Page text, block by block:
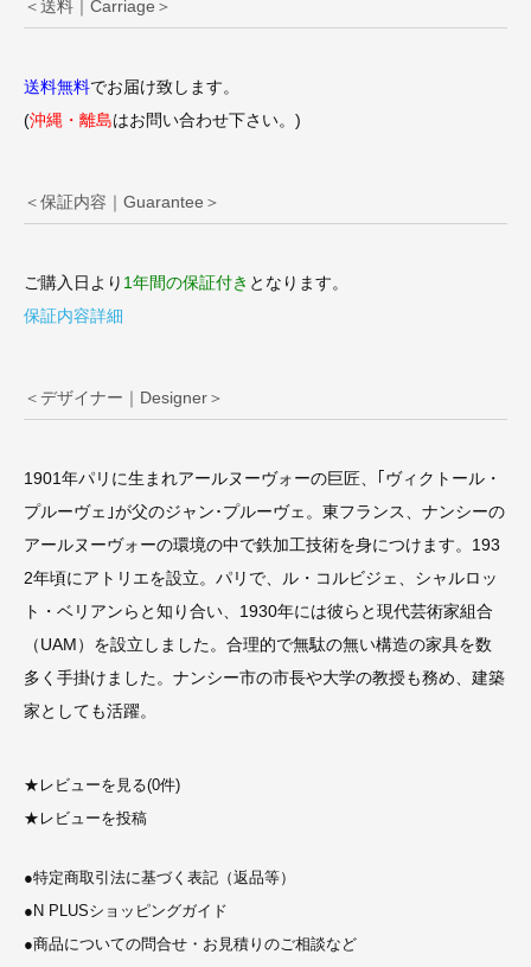
＜送料｜Carriage＞
送料無料でお届け致します。
(沖縄・離島はお問い合わせ下さい。)
＜保証内容｜Guarantee＞
ご購入日より 1年間の保証付き となります。
保証内容詳細
＜デザイナー｜Designer＞
1901年パリに生まれアールヌーヴォーの巨匠、｢ヴィクトール・
プルーヴェ｣が父のジャン･プルーヴェ。東フランス、ナンシーの
アールヌーヴォーの環境の中で鉄加工技術を身につけます。193
2年頃にアトリエを設立。パリで、ル・コルビジェ、シャルロッ
ト・ベリアンらと知り合い、1930年には彼らと現代芸術家組合
（UAM）を設立しました。合理的で無駄の無い構造の家具を数
多く手掛けました。ナンシー市の市長や大学の教授も務め、建築
家としても活躍。
★ レビューを見る(0件)
★ レビューを投稿
●特定商取引法に基づく表記（返品等）
● N PLUSショッピングガイド
●商品についての問合せ・お見積りのご相談など